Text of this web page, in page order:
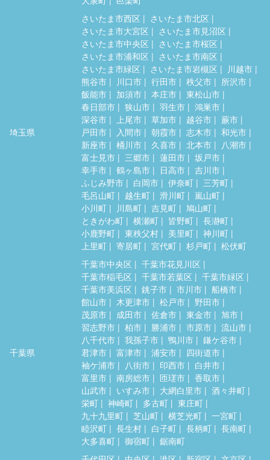
埼玉県
さいたま市西区
さいたま市北区
さいたま市大宮区
さいたま市見沼区
さいたま市中央区
さいたま市桜区
さいたま市浦和区
さいたま市南区
さいたま市緑区
さいたま市岩槻区
川越市
熊谷市
川口市 行田市 秩父市
所沢市
飯能市
加須市 本庄市
東松山市
春日部市
狭山市 羽生市
鴻巣市
深谷市
上尾市 草加市 越谷市
蕨市
戸田市
入間市 朝霞市 志木市
和光市
新座市
桶川市 久喜市 北本市
八潮市
富士見市
三郷市 蓮田市
坂戸市
幸手市
鶴ヶ島市 日高市
吉川市
ふじみ野市
白岡市 伊奈町
三芳町
毛呂山町
越生町 滑川町
嵐山町
小川町
川島町 吉見町
鳩山町
ときがわ町
横瀬町 皆野町
長瀞町
小鹿野町
東秩父村 美里町
神川町
上里町
寄居町 宮代町 杉戸町 松伏町
千葉県
千葉市中央区
千葉市花見川区
千葉市稲毛区
千葉市若葉区
千葉市緑区
千葉市美浜区
銚子市 市川市
船橋市
館山市
木更津市 松戸市
野田市
茂原市
成田市 佐倉市 東金市
旭市
習志野市
柏市 勝浦市 市原市
流山市
八千代市
我孫子市 鴨川市
鎌ケ谷市
君津市
富津市 浦安市
四街道市
袖ケ浦市
八街市 印西市
白井市
富里市
南房総市 匝瑳市
香取市
山武市
いすみ市 大網白里市
酒々井町
栄町
神崎町 多古町
東庄町
九十九里町
芝山町 横芝光町
一宮町
睦沢町
長生村 白子町 長柄町
長南町
大多喜町
御宿町
鋸南町